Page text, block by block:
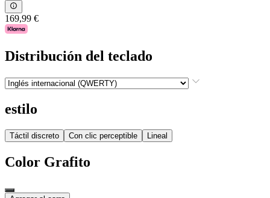
169,99 €
Distribución del teclado
estilo
Táctil discreto Con clic perceptible Lineal
Color Grafito